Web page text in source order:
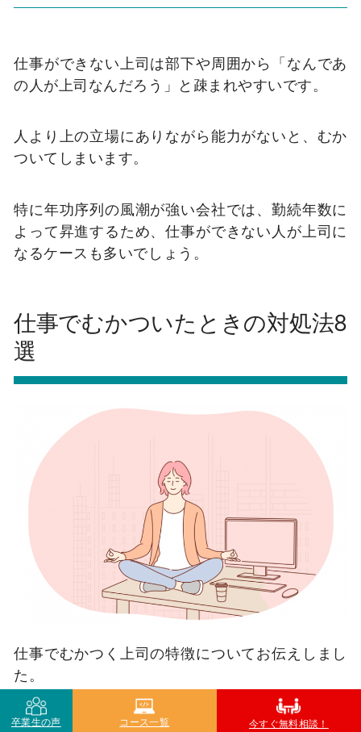
仕事ができない上司は部下や周囲から「なんであ
の人が上司なんだろう」と疎まれやすいです。
人より上の立場にありながら能力がないと、むか
ついてしまいます。
特に年功序列の風潮が強い会社では、勤続年数に
よって昇進するため、仕事ができない人が上司に
なるケースも多いでしょう。
仕事でむかついたときの対処法8
選
仕事でむかつく上司の特徴についてお伝えしまし
た。
「こういう上司、いるいる」と実感を持って読ま
れた方もいるでしょう。
卒業生の声 コース一覧 今すぐ無料相談！